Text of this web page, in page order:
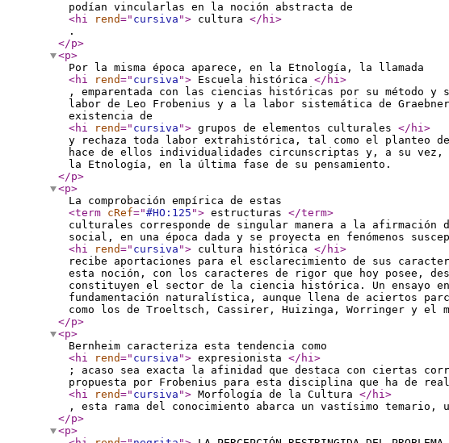
podían vincularlas en la noción abstracta de
<hi
rend=" cursiva "> cultura </hi>
.
</p>
<p>
Por la misma época aparece, en la Etnología, la llamada
<hi
rend=" cursiva "> Escuela histórica </hi>
, emparentada con las ciencias históricas por su
labor de Leo Frobenius y a la labor sistemática de
existencia de
<hi
rend=" cursiva "> grupos de elementos culturales </hi>
y rechaza toda labor extrahistórica, tal como el planteo
hace de ellos individualidades circunscriptas y, a su vez,
la Etnología, en la última fase de su pensamiento.
</p>
<p>
La comprobación empírica de estas
<term cRef="#HO:125 "> estructuras </term>
culturales corresponde de singular manera a la afirmación
social, en una época dada y se proyecta en fenómenos
<hi
rend=" cursiva "> cultura histórica </hi>
recibe aportaciones para el esclarecimiento de sus
esta noción, con los caracteres de rigor que hoy posee,
constituyen el sector de la ciencia histórica. Un ensayo
fundamentación naturalística, aunque llena de aciertos
como los de Troeltsch, Cassirer, Huizinga, Worringer y el
</p>
<p>
Bernheim caracteriza esta tendencia como
<hi
rend=" cursiva "> expresionista </hi>
; acaso sea exacta la afinidad que destaca con ciertas
propuesta por Frobenius para esta disciplina que ha de
<hi
rend=" cursiva "> Morfología de la Cultura </hi>
, esta rama del conocimiento abarca un vastísimo
</p>
<p>